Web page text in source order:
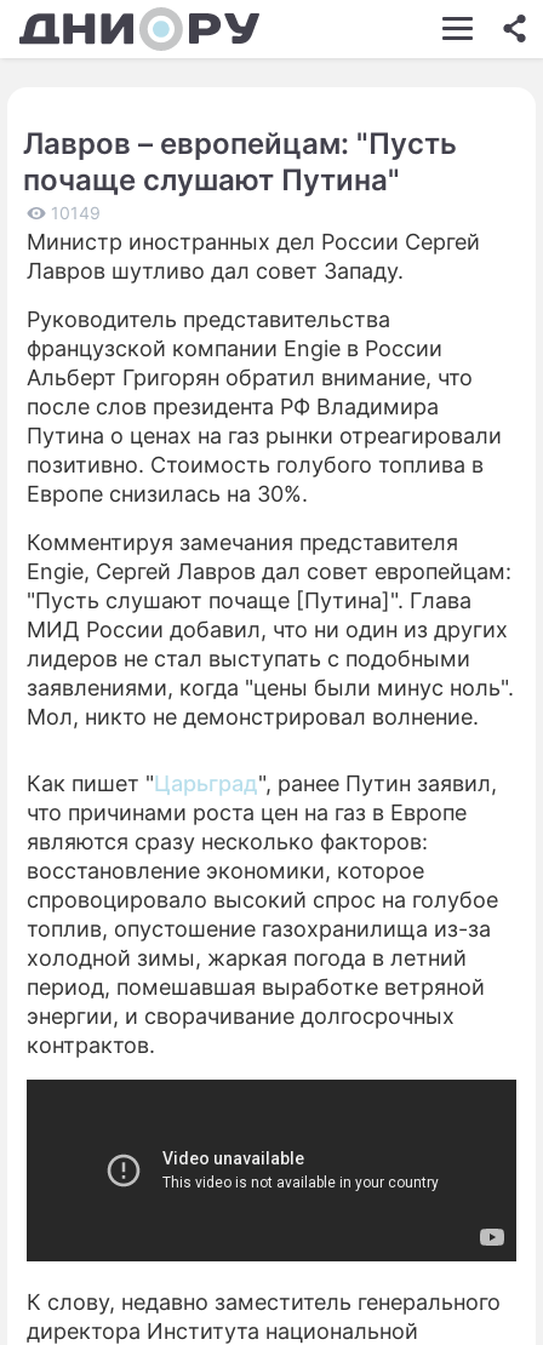
ШОУ-БИЗНЕС
КИНО
ЗДОРОВЬЕ
ПРОИСШЕСТВИЯ
СТИЛЬ ЖИЗНИ
ИГРЫ
ПРЕСС-РЕЛИЗЫ
О ПРОЕКТЕ
Лавров – европейцам: "Пусть
почаще слушают Путина"
10149
Министр иностранных дел России Сергей
Лавров шутливо дал совет Западу.
Руководитель представительства
французской компании Engie в России
Альберт Григорян обратил внимание, что
после слов президента РФ Владимира
Путина о ценах на газ рынки отреагировали
позитивно. Стоимость голубого топлива в
Европе снизилась на 30%.
Комментируя замечания представителя
Engie, Сергей Лавров дал совет европейцам:
"Пусть слушают почаще [Путина]". Глава
МИД России добавил, что ни один из других
лидеров не стал выступать с подобными
заявлениями, когда "цены были минус ноль".
Мол, никто не демонстрировал волнение.
Как пишет "Царьград", ранее Путин заявил,
что причинами роста цен на газ в Европе
являются сразу несколько факторов:
восстановление экономики, которое
спровоцировало высокий спрос на голубое
топлив, опустошение газохранилища из-за
холодной зимы, жаркая погода в летний
период, помешавшая выработке ветряной
энергии, и сворачивание долгосрочных
контрактов.
К слову, недавно заместитель генерального
директора Института национальной